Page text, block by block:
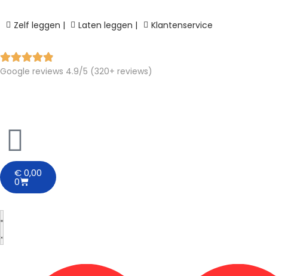
Zelf leggen | Laten leggen | Klantenservice
Google reviews 4.9/5 (320+ reviews)
€0,00
0